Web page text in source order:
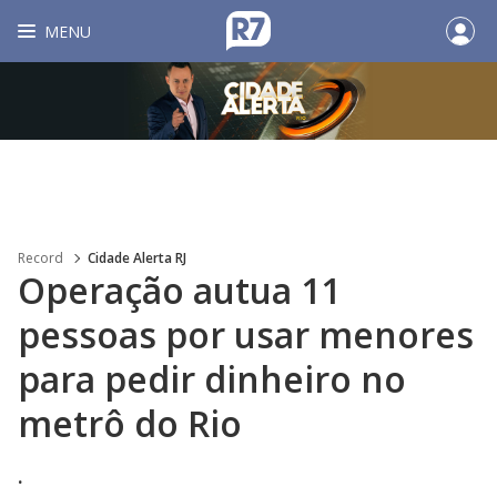
MENU
Record Cidade Alerta RJ
Operação autua 11
pessoas por usar menores
para pedir dinheiro no
metrô do Rio
.